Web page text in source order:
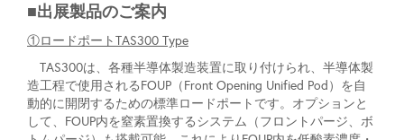
■出展製品のご案内
①ロードポートTAS300 Type
TAS300は、各種半導体製造装置に取り付けられ、半導体製
造工程で使用されるFOUP（Front Opening Unified Pod）を自
動的に開閉するための標準ロードポートです。オプションと
して、FOUP内を窒素置換するシステム（フロントパージ、ボ